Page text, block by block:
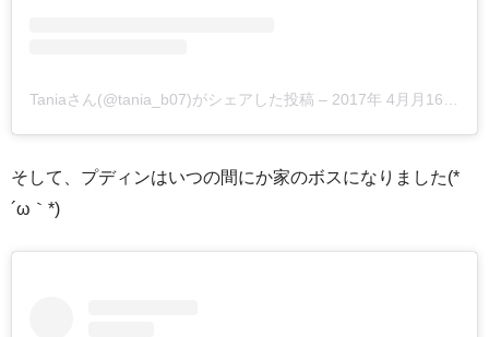
Taniaさん(@tania_b07)がシェアした投稿 – 2017年 4月月16日午前7時21分PDT
そして、プディンはいつの間にか家のボスになりました(*
´ω｀*)